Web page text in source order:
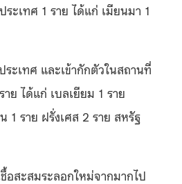
ะเทศ 1 ราย ได้แก่ เมียนมา 1
ระเทศ และเข้ากักตัวในสถานที่
ย ได้แก่ เบลเยียม 1 ราย
1 ราย ฝรั่งเศส 2 ราย สหรัฐ
อสะสมระลอกใหม่จากมากไป